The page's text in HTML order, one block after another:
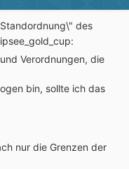
des
Verordnungen, die
bin, sollte ich das
nur die Grenzen der